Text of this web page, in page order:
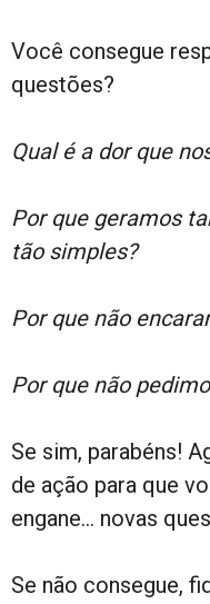
Você consegue
questões?
Qual é a dor que
Por que geramos
tão simples?
Por que não
Por que não
Se sim, parabéns!
de ação para que
engane… novas
Se não consegue,